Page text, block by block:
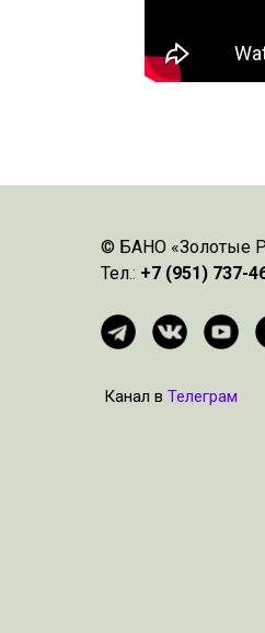
© БАНО «Золотые
Тел.: +7 (951) 737-
Канал в Телеграм